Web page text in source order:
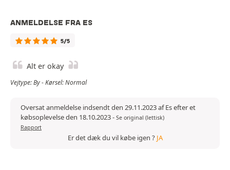
ANMELDELSE FRA ES
5/5
Alt er okay
Vejtype: By - Kørsel: Normal
Oversat anmeldelse indsendt den 29.11.2023 af Es efter et
købsoplevelse den 18.10.2023- Se original (lettisk)
Rapport
Er det dæk du vil købe igen ? JA